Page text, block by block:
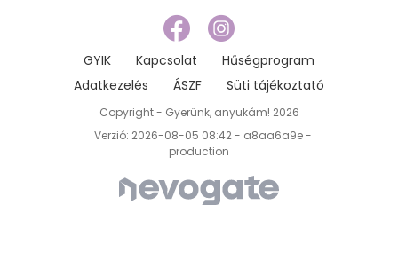
GYIK Kapcsolat
Hűségprogram
Adatkezelés
ÁSZF Süti tájékoztató
Copyright - Gyerünk, anyukám! 2026
Verzió: 2026-08-05 08:42 - a8aa6a9e -
production